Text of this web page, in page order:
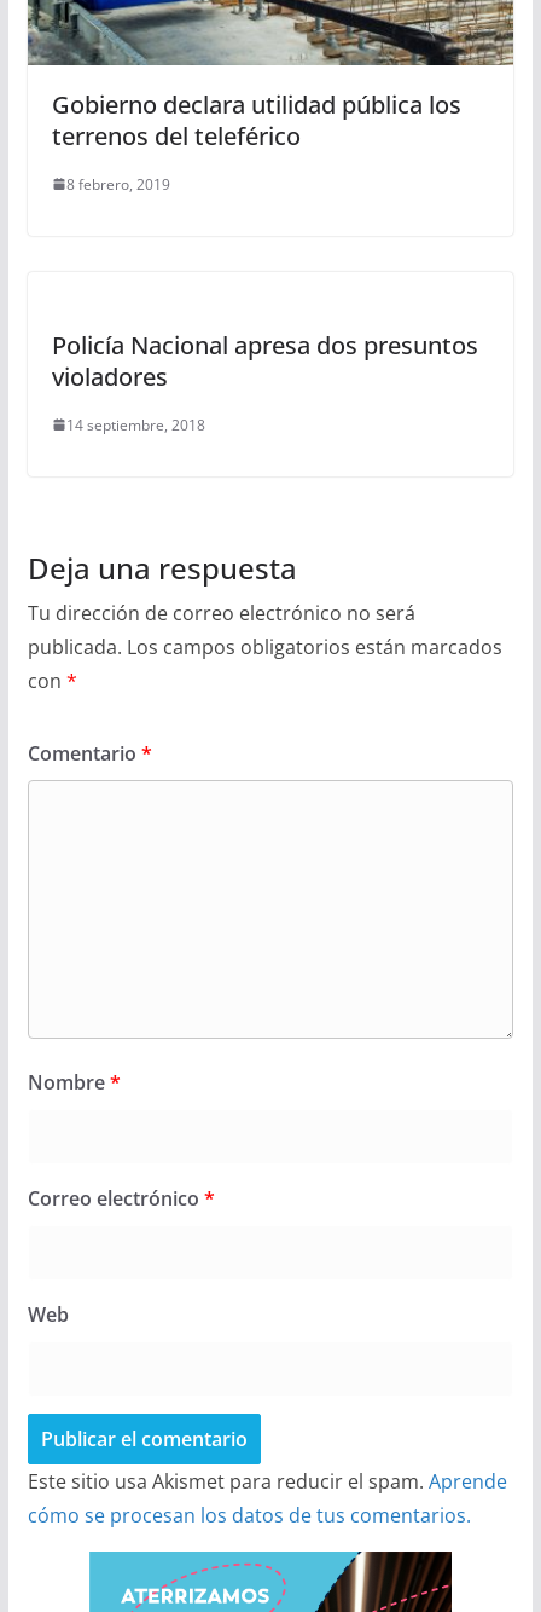
Gobierno declara utilidad pública los
terrenos del teleférico
8 febrero, 2019
Policía Nacional apresa dos presuntos
violadores
14 septiembre, 2018
Deja una respuesta
Tu dirección de correo electrónico no será
publicada. Los campos obligatorios están marcados
con *
Comentario *
Nombre*
Correo electrónico *
Web
Este sitio usa Akismet para reducir el spam. Aprende
cómo se procesan los datos de tus comentarios.